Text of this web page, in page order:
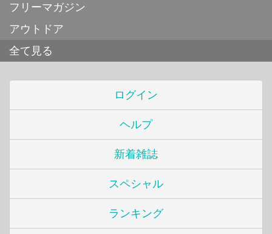
フリーマガジン
アウトドア
全て見る
ログイン
ヘルプ
新着雑誌
スペシャル
ランキング